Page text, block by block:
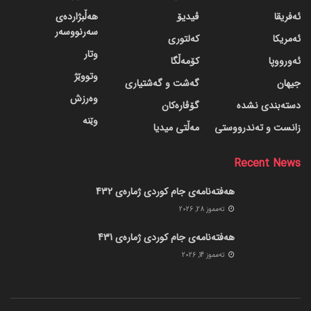
ئەفریقا
ئەمریکا
ئەورووپا
جیهان
دسته‌بندی نشده
زانست و تەندرووستی
ڤیدیۆ
کەلتوری
کۆمەڵگا
گه‌شت و گه‌شتیاری
گۆڤاره‌کان
مەڵتی میدیا
هەڵبژاردەی
سەرنووسەر
وتار
وتووێژ
وەرزش
وێنە
Recent News
هەفتەنامەی جام کوردی ژمارەی 432
ته‌مموز 28, 2026
هەفتەنامەی جام کوردی ژمارەی 431
ته‌مموز 14, 2026